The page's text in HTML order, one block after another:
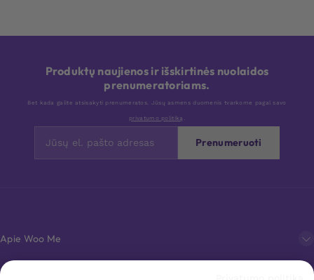
Produktų naujienos ir išskirtinės nuolaidos
prenumeratoriams.
Bet kada galite atsisakyti prenumeratos. Jūsų asmens duomenis tvarkome pagal savo
privatumo politiką .
Prenumeruoti
Apie Woo Me